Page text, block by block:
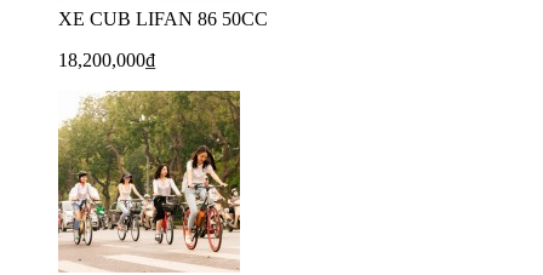
XE CUB LIFAN 86 50CC
18,200,000₫